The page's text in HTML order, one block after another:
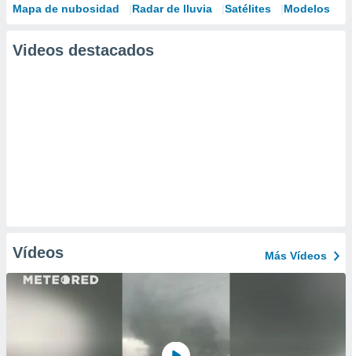
Mapa de nubosidad Radar de lluvia Satélites Modelos
Videos destacados
Vídeos Más Vídeos